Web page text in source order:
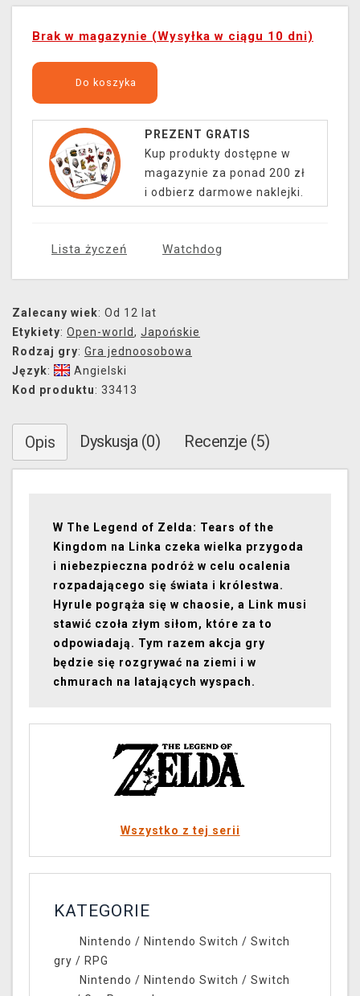
Brak w magazynie (Wysyłka w ciągu 10 dni)
Do koszyka
PREZENT GRATIS
Kup produkty dostępne w
magazynie za ponad 200 zł
i odbierz darmowe naklejki.
Lista życzeń Watchdog
Zalecany wiek: Od 12 lat
Etykiety: Open-world, Japońskie
Rodzaj gry: Gra jednoosobowa
Język:
Angielski
Kod produktu: 33413
Opis Dyskusja (0) Recenzje (5)
W The Legend of Zelda: Tears of the
Kingdom na Linka czeka wielka przygoda
i niebezpieczna podróż w celu ocalenia
rozpadającego się świata i królestwa.
Hyrule pogrąża się w chaosie, a Link musi
stawić czoła złym siłom, które za to
odpowiadają. Tym razem akcja gry
będzie się rozgrywać na ziemi i w
chmurach na latających wyspach.
Wszystko z tej serii
KATEGORIE
Nintendo / Nintendo Switch / Switch
gry / RPG
Nintendo / Nintendo Switch / Switch